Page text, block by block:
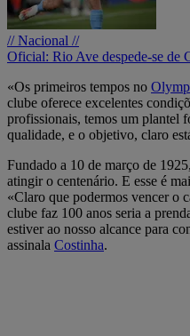
// Nacional //
Oficial: Rio Ave despede-se de
«Os primeiros tempos no
clube oferece excelentes
profissionais, temos um plantel
qualidade, e o objetivo, claro
Fundado a 10 de março de
atingir o centenário. E esse é
«Claro que podermos vencer o
clube faz 100 anos seria a
estiver ao nosso alcance para
assinala Costinha.